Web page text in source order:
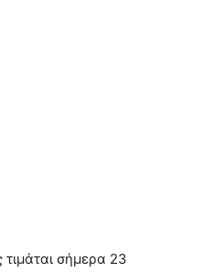
τιμάται σήμερα 23